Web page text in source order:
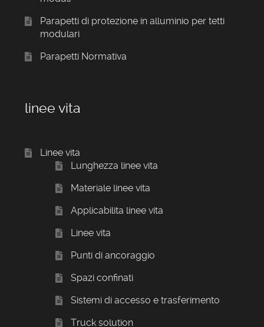
Parapetti di protezione in alluminio per tetti
modulari
Parapetti Normativa
linee vita
Linee vita
Lunghezza linee vita
Materiale linee vita
Applicabilita linee vita
Linee vita
Punti di ancoraggio
Spazi confinati
Sistemi di accesso e trasferimento
Truck solution